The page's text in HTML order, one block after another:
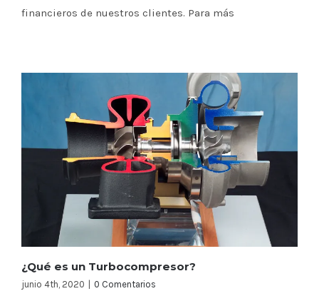
financieros de nuestros clientes. Para más
¿Qué es un Turbocompresor?
junio 4th, 2020 0 Comentarios